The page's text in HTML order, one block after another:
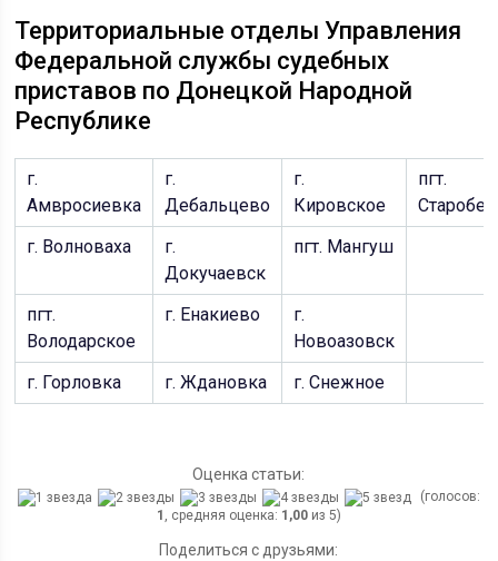
Территориальные отделы Управления
Федеральной службы судебных
приставов по Донецкой Народной
Республике
г.
Амвросиевка
г.
Дебальцево
г.
Кировское
пгт.
г. Волноваха
г.
Докучаевск
пгт. Мангуш
пгт.
Володарское
г. Енакиево
г.
Новоазовск
г. Горловка
г. Ждановка г. Снежное
Оценка статьи:
(голосов:
1 , средняя оценка: 1,00из 5)
Поделиться с друзьями: